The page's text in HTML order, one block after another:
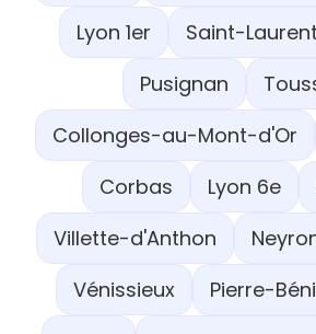
Lyon 1er
Saint-
Pusignan
Collonges-au-Mont-d'Or
Corbas
Lyon 6e
Villette-d'Anthon
Vénissieux
Pierre-